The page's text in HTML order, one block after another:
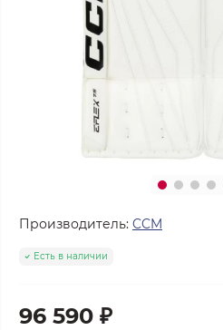
Производитель: CCM
Есть в наличии
96 590 ₽